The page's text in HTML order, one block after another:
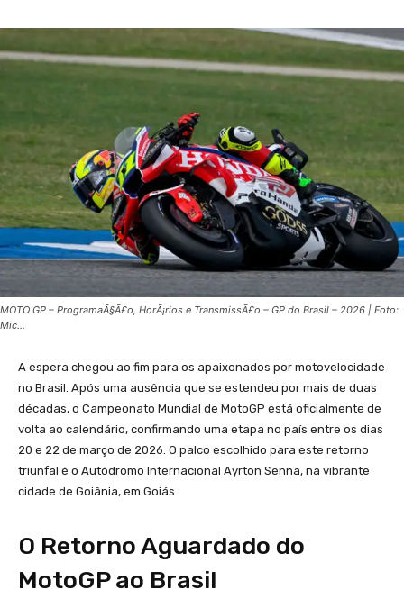
MOTO GP – ProgramaÃ§Ã£o, HorÃ¡rios e TransmissÃ£o – GP do Brasil – 2026 | Foto:
Mic...
A espera chegou ao fim para os apaixonados por motovelocidade
no Brasil. Após uma ausência que se estendeu por mais de duas
décadas, o Campeonato Mundial de MotoGP está oficialmente de
volta ao calendário, confirmando uma etapa no país entre os dias
20 e 22 de março de 2026. O palco escolhido para este retorno
triunfal é o Autódromo Internacional Ayrton Senna, na vibrante
cidade de Goiânia, em Goiás.
O Retorno Aguardado do
MotoGP ao Brasil